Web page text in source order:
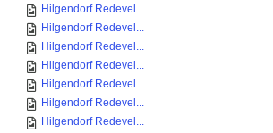
Hilgendorf Redevel...
Hilgendorf Redevel...
Hilgendorf Redevel...
Hilgendorf Redevel...
Hilgendorf Redevel...
Hilgendorf Redevel...
Hilgendorf Redevel...